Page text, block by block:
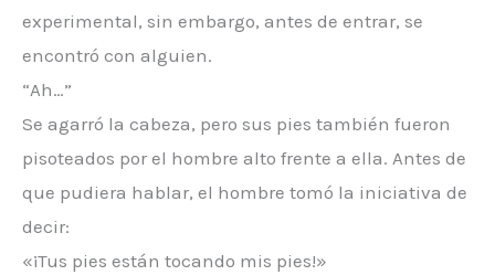
experimental, sin embargo, antes de entrar, se
encontró con alguien.
“Ah…”
Se agarró la cabeza, pero sus pies también fueron
pisoteados por el hombre alto frente a ella. Antes de
que pudiera hablar, el hombre tomó la iniciativa de
decir:
«¡Tus pies están tocando mis pies!»